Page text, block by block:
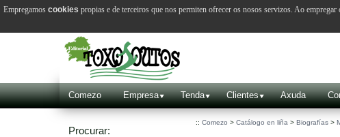
Comezo Empresa Tenda Clientes Axuda
Procurar:
:: Comezo > Catálogo en liña > Biografías >
Empregamos cookies propias e de terceiros que nos permiten ofrecer os nosos servizos. Ao